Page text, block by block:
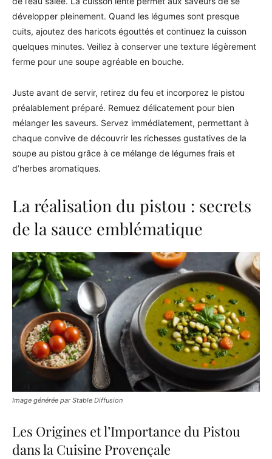
développer pleinement. Quand les légumes sont presque
cuits, ajoutez des haricots égouttés et continuez la cuisson
quelques minutes. Veillez à conserver une texture légèrement
ferme pour une soupe agréable en bouche.
Juste avant de servir, retirez du feu et incorporez le pistou
préalablement préparé. Remuez délicatement pour bien
mélanger les saveurs. Servez immédiatement, permettant à
chaque convive de découvrir les richesses gustatives de la
soupe au pistou grâce à ce mélange de légumes frais et
d’herbes aromatiques.
La réalisation du pistou : secrets
de la sauce emblématique
Image générée par Stable Diffusion
Les Origines et l’Importance du Pistou
dans la Cuisine Provençale